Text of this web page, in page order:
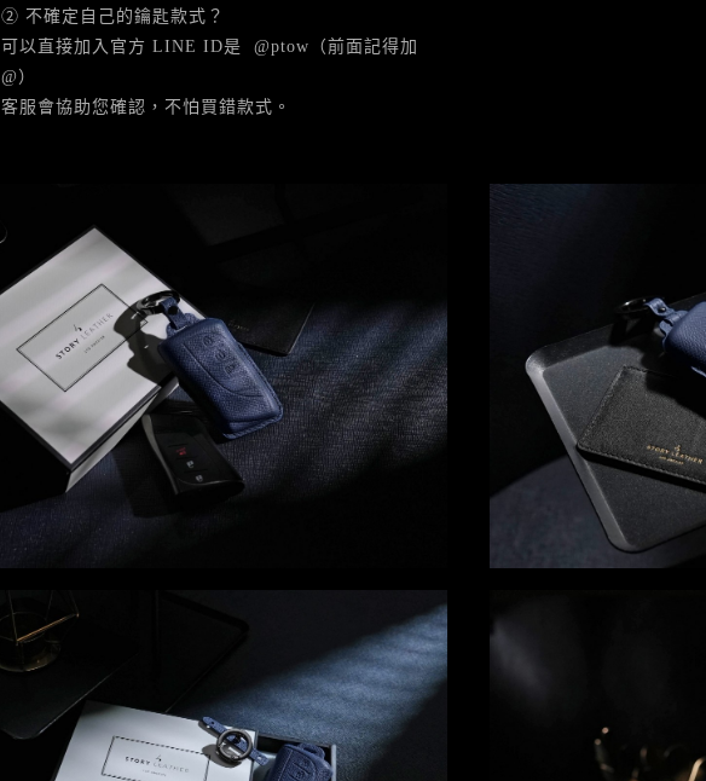
② 不確定自己的鑰匙款式？
可以直接加入官方 LINE ID是 @ptow（前面記得加
@）
客服會協助您確認，不怕買錯款式。